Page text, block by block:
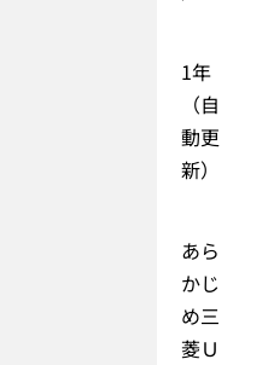
1年
（自
動更
新）
あら
かじ
め三
菱Ｕ